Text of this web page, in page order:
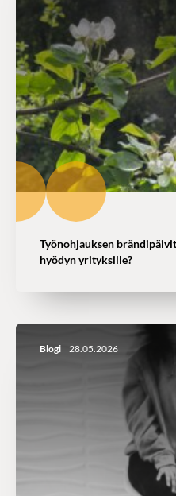
Työnohjauksen
hyödyn yrityksille?
Blogi 28.05.2026